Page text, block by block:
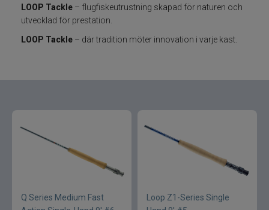
LOOP Tackle – flugfiskeutrustning skapad för naturen och
utvecklad för prestation.
LOOP Tackle – där tradition möter innovation i varje kast.
Q Series Medium Fast
Loop Z1-Series Single